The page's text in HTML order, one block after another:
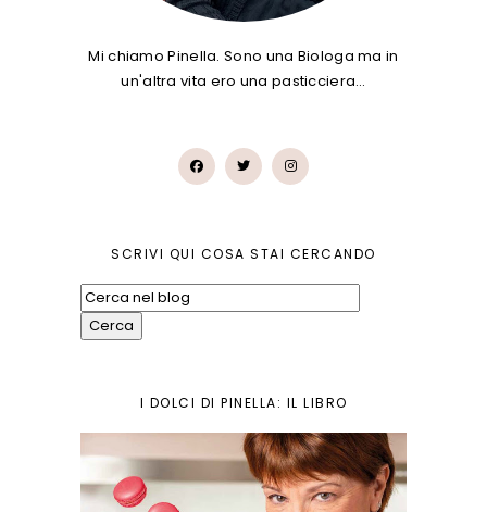
Mi chiamo Pinella. Sono una Biologa ma in
un'altra vita ero una pasticciera…
SCRIVI QUI COSA STAI CERCANDO
I DOLCI DI PINELLA: IL LIBRO